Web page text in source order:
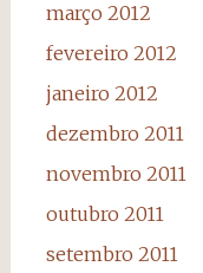
março 2012
fevereiro 2012
janeiro 2012
dezembro 2011
novembro 2011
outubro 2011
setembro 2011